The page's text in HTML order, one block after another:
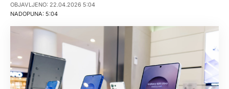
NADOPUNA: 5:04
OBJAVLJENO: 22.04.2026 5:04